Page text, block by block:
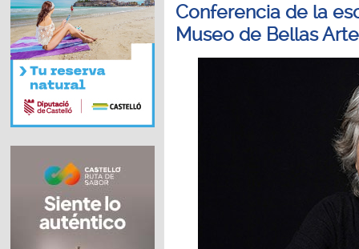
Conferencia de la
Museo de Bellas